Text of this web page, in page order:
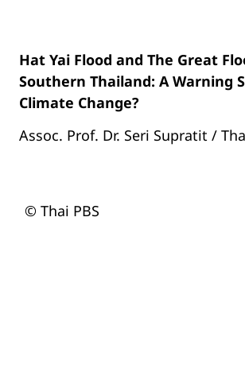
Hat Yai Flood and The Great
Southern Thailand: A Warning
Climate Change?
Assoc. Prof. Dr. Seri Supratit /
© Thai PBS